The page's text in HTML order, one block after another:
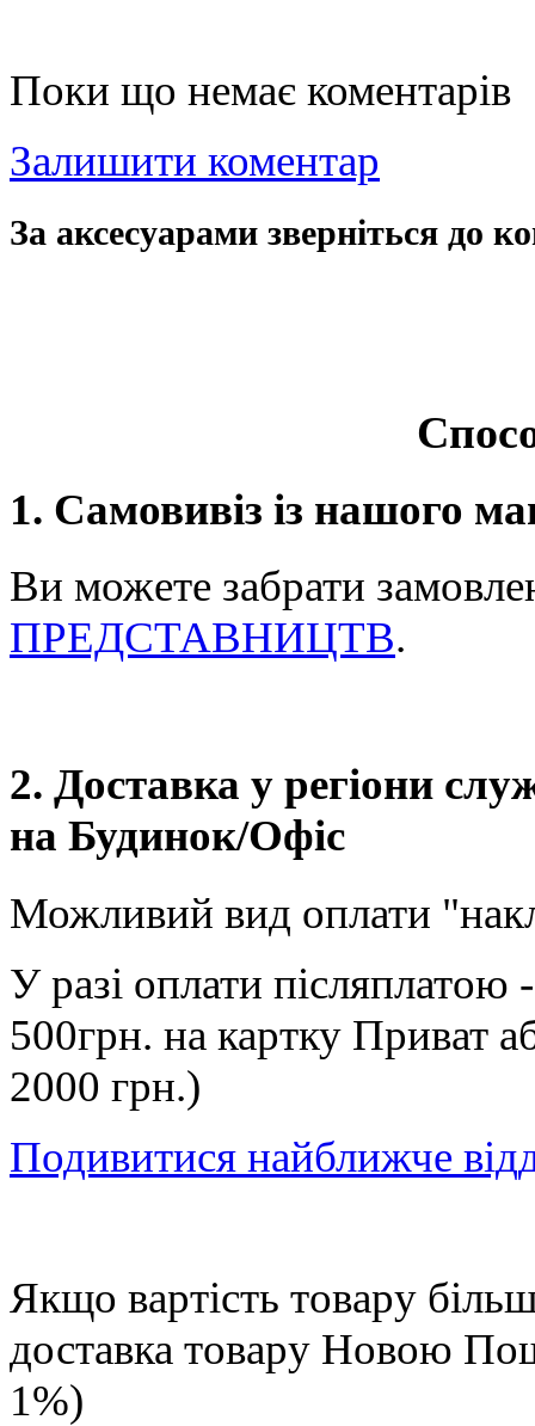
Поки що немає коментарів
Залишити коментар
За аксесуарами зверніться до
1. Самовивіз із нашого
Ви можете забрати
ПРЕДСТАВНИЦТВ.
2. Доставка у регіони
на Будинок/Офіс
Можливий вид оплати
У разі оплати післяплатою
500грн. на картку Приват
2000 грн.)
Подивитися найближче
Якщо вартість товару
доставка товару Новою
1%)